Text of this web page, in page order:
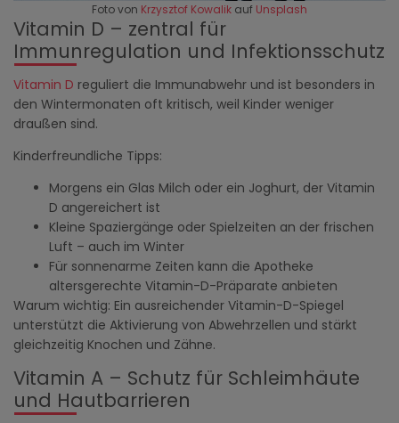
Foto von Krzysztof Kowalik auf Unsplash
Vitamin D – zentral für
Immunregulation und Infektionsschutz
Vitamin D reguliert die Immunabwehr und ist besonders in
den Wintermonaten oft kritisch, weil Kinder weniger
draußen sind.
Kinderfreundliche Tipps:
Morgens ein Glas Milch oder ein Joghurt, der Vitamin
D angereichert ist
Kleine Spaziergänge oder Spielzeiten an der frischen
Luft – auch im Winter
Für sonnenarme Zeiten kann die Apotheke
altersgerechte Vitamin-D-Präparate anbieten
Warum wichtig: Ein ausreichender Vitamin-D-Spiegel
unterstützt die Aktivierung von Abwehrzellen und stärkt
gleichzeitig Knochen und Zähne.
Vitamin A – Schutz für Schleimhäute
und Hautbarrieren